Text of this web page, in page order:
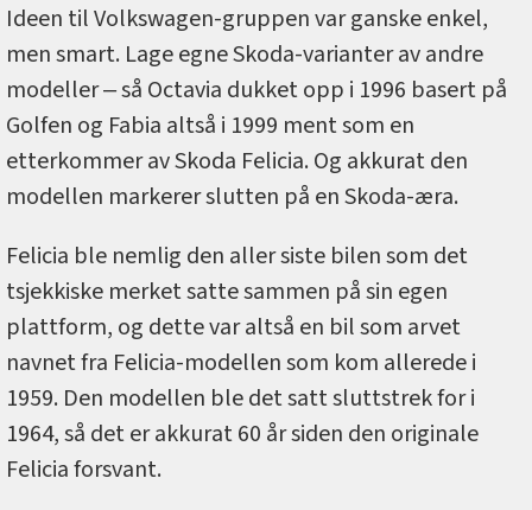
Ideen til Volkswagen-gruppen var ganske enkel,
men smart. Lage egne Skoda-varianter av andre
modeller ‒ så Octavia dukket opp i 1996 basert på
Golfen og Fabia altså i 1999 ment som en
etterkommer av Skoda Felicia. Og akkurat den
modellen markerer slutten på en Skoda-æra.
Felicia ble nemlig den aller siste bilen som det
tsjekkiske merket satte sammen på sin egen
plattform, og dette var altså en bil som arvet
navnet fra Felicia-modellen som kom allerede i
1959. Den modellen ble det satt sluttstrek for i
1964, så det er akkurat 60 år siden den originale
Felicia forsvant.